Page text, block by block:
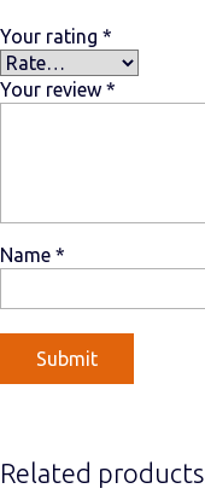
Your rating *
Your review *
Name *
Related products